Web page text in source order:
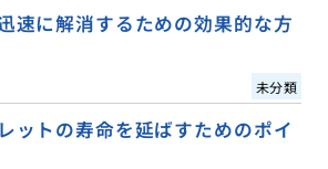
速に解消するための効果的な方
未分類
ットの寿命を延ばすためのポイ